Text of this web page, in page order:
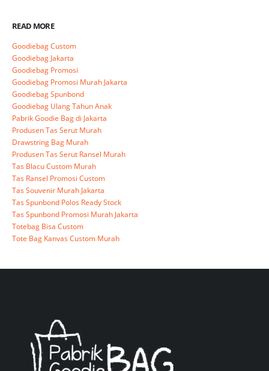
READ MORE
Goodiebag Custom
Goodiebag Jakarta
Goodiebag Promosi
Goodiebag Promosi Murah Jakarta
Goodiebag Spunbond
Goodiebag Ulang Tahun Anak
Pabrik Goodie Bag di Jakarta
Produsen Tas Serut Murah
Drawstring Bag Murah
Produsen Tas Serut Ransel Murah
Tas Blacu Custom Murah
Tas Ransel Promosi Custom
Tas Souvenir Murah Jakarta
Tas Spunbond Polos Ready Stock
Tas Spunbond Promosi Murah Jakarta
Totebag Bisa Custom
Tote Bag Kanvas Custom Murah